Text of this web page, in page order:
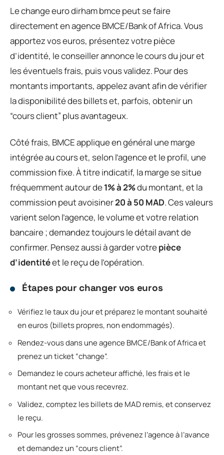
Le change euro dirham bmce peut se faire
directement en agence BMCE/Bank of Africa. Vous
apportez vos euros, présentez votre pièce
d’identité, le conseiller annonce le cours du jour et
les éventuels frais, puis vous validez. Pour des
montants importants, appelez avant afin de vérifier
la disponibilité des billets et, parfois, obtenir un
“cours client” plus avantageux.
Côté frais, BMCE applique en général une marge
intégrée au cours et, selon l’agence et le profil, une
commission fixe. À titre indicatif, la marge se situe
fréquemment autour de1% à 2%du montant, et la
commission peut avoisiner20 à 50 MAD. Ces valeurs
varient selon l’agence, le volume et votre relation
bancaire ; demandez toujours le détail avant de
confirmer. Pensez aussi à garder votrepièce
d’identitéet le reçu de l’opération.
Étapes pour changer vos euros
Vérifiez le taux du jour et préparez le montant souhaité
en euros (billets propres, non endommagés).
Rendez-vous dans une agence BMCE/Bank of Africa et
prenez un ticket “change”.
Demandez le cours acheteur affiché, les frais et le
montant net que vous recevrez.
Validez, comptez les billets de MAD remis, et conservez
le reçu.
Pour les grosses sommes, prévenez l’agence à l’avance
et demandez un “cours client”.